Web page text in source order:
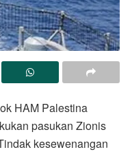
HAM Palestina
pasukan Zionis
kesewenangan